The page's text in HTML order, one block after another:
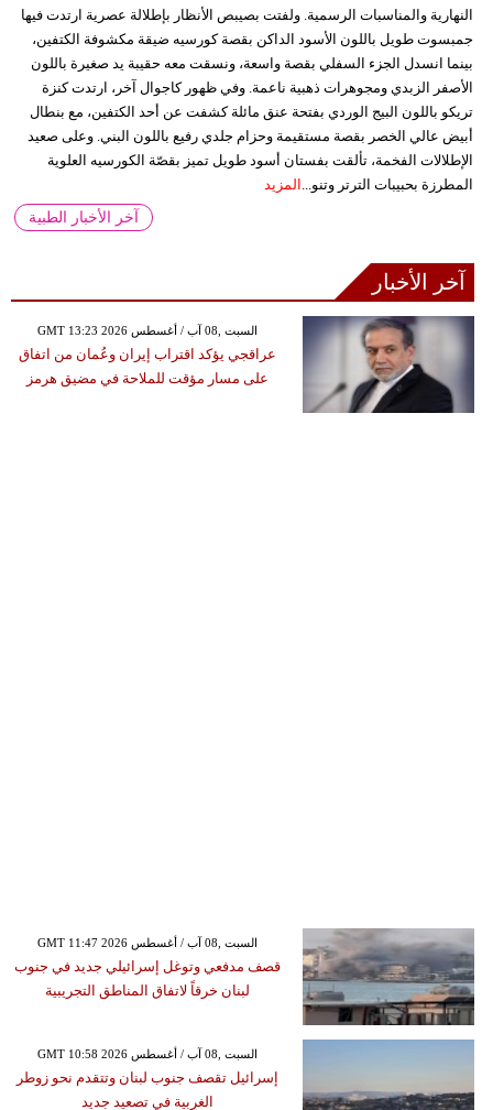
النهارية والمناسبات الرسمية. ولفتت بصيبص الأنظار بإطلالة عصرية ارتدت فيها
جمبسوت طويل باللون الأسود الداكن بقصة كورسيه ضيقة مكشوفة الكتفين،
بينما انسدل الجزء السفلي بقصة واسعة، ونسقت معه حقيبة يد صغيرة باللون
الأصفر الزبدي ومجوهرات ذهبية ناعمة. وفي ظهور كاجوال آخر، ارتدت كنزة
تريكو باللون البيج الوردي بفتحة عنق مائلة كشفت عن أحد الكتفين، مع بنطال
أبيض عالي الخصر بقصة مستقيمة وحزام جلدي رفيع باللون البني. وعلى صعيد
الإطلالات الفخمة، تألقت بفستان أسود طويل تميز بقصّة الكورسيه العلوية
المطرزة بحبيبات الترتر وتنو...
المزيد
آخر الأخبار الطبية
آخر الأخبار
GMT 13:23 2026 السبت ,08 آب / أغسطس
عراقجي يؤكد اقتراب إيران وعُمان من اتفاق
على مسار مؤقت للملاحة في مضيق هرمز
GMT 11:47 2026 السبت ,08 آب / أغسطس
قصف مدفعي وتوغل إسرائيلي جديد في جنوب
لبنان خرقاً لاتفاق المناطق التجريبية
GMT 10:58 2026 السبت ,08 آب / أغسطس
إسرائيل تقصف جنوب لبنان وتتقدم نحو زوطر
الغربية في تصعيد جديد